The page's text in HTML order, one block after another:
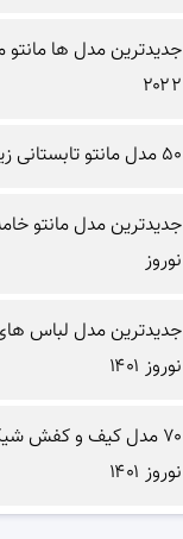
جدیدترین مدل ها مانتو
۲۰۲۲
۵۰ مدل مانتو تابستانی زیبا و شیک ۲۰۲۲
نوروز
جدیدترین مدل لباس
نوروز ۱۴۰۱
۷۰ مدل کیف و کفش
نوروز ۱۴۰۱